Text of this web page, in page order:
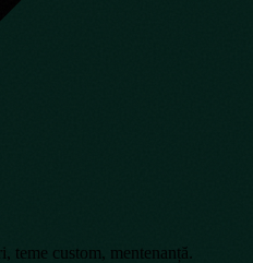
teme custom, mentenanță.